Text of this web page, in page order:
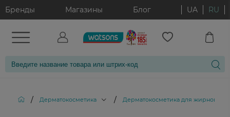
Бренды Магазины Блог UA RU
/ Дерматокосметика / Дерматокосметика для жирной и